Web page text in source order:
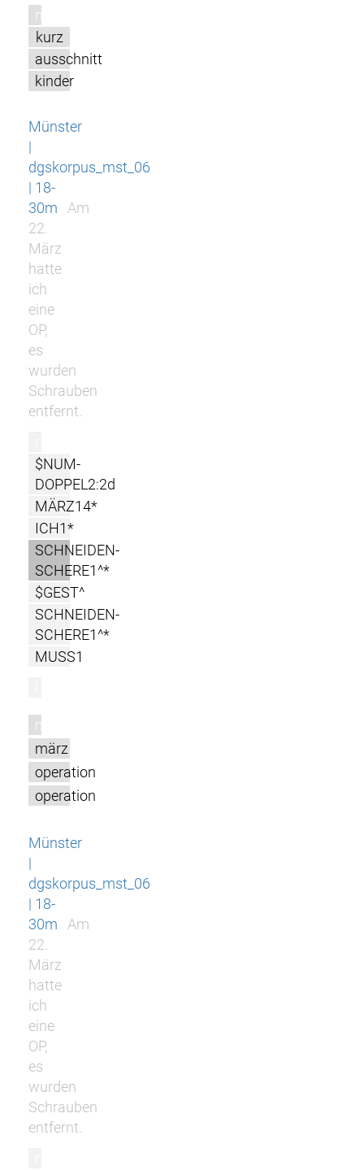
m
kurz
ausschnitt
kinder
Münster
|
dgskorpus_mst_06
| 18-
30m
Am
22.
März
hatte
ich
eine
OP,
es
wurden
Schrauben
entfernt.
$NUM-
DOPPEL2:2d
MÄRZ14*
ICH1*
SCHNEIDEN-
SCHERE1^*
$GEST^
SCHNEIDEN-
SCHERE1^*
MUSS1
m
märz
operation
operation
Münster
|
dgskorpus_mst_06
| 18-
30m
Am
22.
März
hatte
ich
eine
OP,
es
wurden
Schrauben
entfernt.